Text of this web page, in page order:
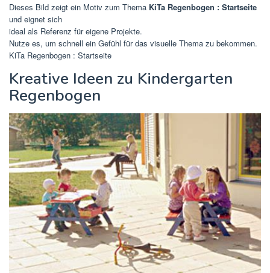
Dieses Bild zeigt ein Motiv zum Thema KiTa Regenbogen : Startseite
und eignet sich
ideal als Referenz für eigene Projekte.
Nutze es, um schnell ein Gefühl für das visuelle Thema zu bekommen.
KiTa Regenbogen : Startseite
Kreative Ideen zu Kindergarten
Regenbogen